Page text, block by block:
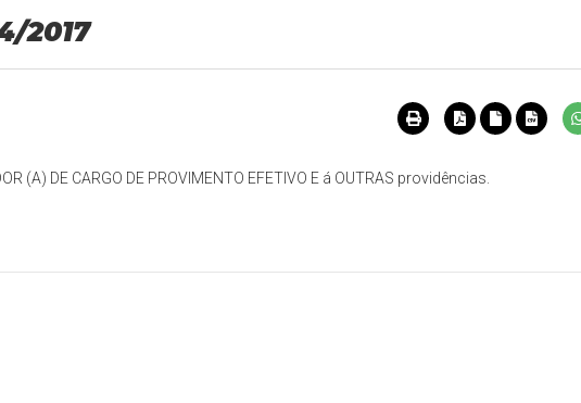
2017
(A) DE CARGO DE PROVIMENTO EFETIVO E á OUTRAS providências.